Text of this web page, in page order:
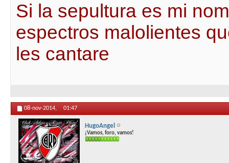
Si la sepultura es mi
espectros malolientes
les cantare
08-nov-2014, 01:47
HugoAngel
¡Vamos, foro, vamos!